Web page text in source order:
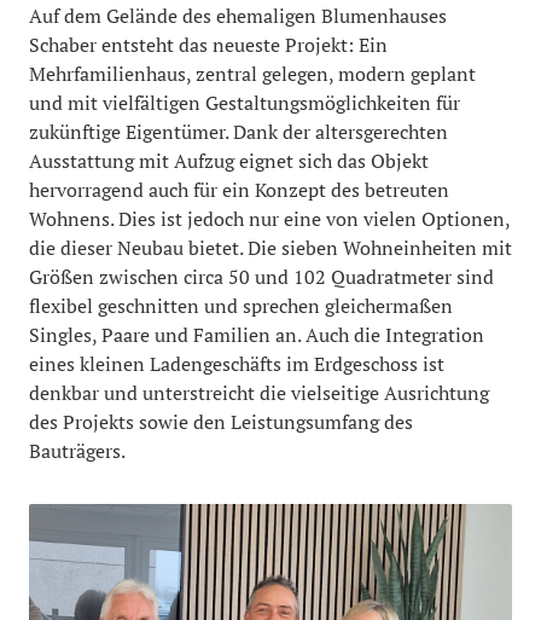
Auf dem Gelände des ehemaligen Blumenhauses
Schaber entsteht das neueste Projekt: Ein
Mehrfamilienhaus, zentral gelegen, modern geplant
und mit vielfältigen Gestaltungsmöglichkeiten für
zukünftige Eigentümer. Dank der altersgerechten
Ausstattung mit Aufzug eignet sich das Objekt
hervorragend auch für ein Konzept des betreuten
Wohnens. Dies ist jedoch nur eine von vielen Optionen,
die dieser Neubau bietet. Die sieben Wohneinheiten mit
Größen zwischen circa 50 und 102 Quadratmeter sind
flexibel geschnitten und sprechen gleichermaßen
Singles, Paare und Familien an. Auch die Integration
eines kleinen Ladengeschäfts im Erdgeschoss ist
denkbar und unterstreicht die vielseitige Ausrichtung
des Projekts sowie den Leistungsumfang des
Bauträgers.